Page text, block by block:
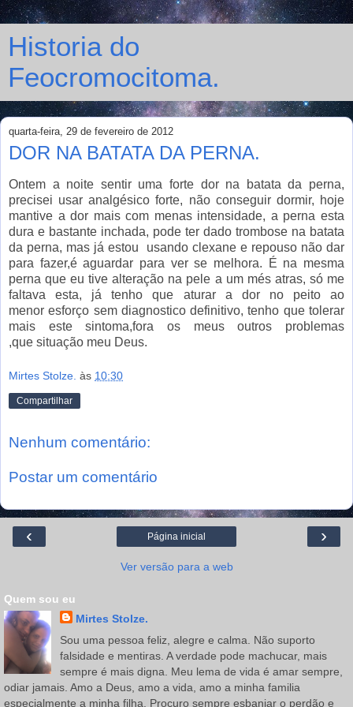
Historia do
Feocromocitoma.
quarta-feira, 29 de fevereiro de 2012
DOR NA BATATA DA PERNA.
Ontem a noite sentir uma forte dor na batata da perna,
precisei usar analgésico forte, não conseguir dormir, hoje
mantive a dor mais com menas intensidade, a perna esta
dura e bastante inchada, pode ter dado trombose na batata
da perna, mas já estou usando clexane e repouso não dar
para fazer,é aguardar para ver se melhora. É na mesma
perna que eu tive alteração na pele a um més atras, só me
faltava esta, já tenho que aturar a dor no peito ao
menor esforço sem diagnostico definitivo, tenho que tolerar
mais este sintoma,fora os meus outros problemas
,que situação meu Deus.
Mirtes Stolze. às 10:30
Compartilhar
Nenhum comentário:
Postar um comentário
‹ ›
Página inicial
Ver versão para a web
Quem sou eu
Mirtes Stolze.
Sou uma pessoa feliz, alegre e calma. Não suporto
falsidade e mentiras. A verdade pode machucar, mais
sempre é mais digna. Meu lema de vida é amar sempre,
odiar jamais. Amo a Deus, amo a vida, amo a minha familia
especialmente a minha filha. Procuro sempre esbanjar o perdão e